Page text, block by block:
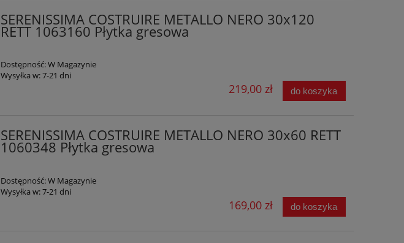
SERENISSIMA COSTRUIRE METALLO NERO 30x120
RETT 1063160 Płytka gresowa
Dostępność:W Magazynie
Wysyłka w:7-21 dni
219,00 zł do koszyka
SERENISSIMA COSTRUIRE METALLO NERO 30x60 RETT
1060348 Płytka gresowa
Dostępność:W Magazynie
Wysyłka w:7-21 dni
169,00 zł do koszyka